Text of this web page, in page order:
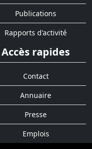
Publications
Rapports d'activité
Accès rapides
Contact
Annuaire
Presse
Emplois